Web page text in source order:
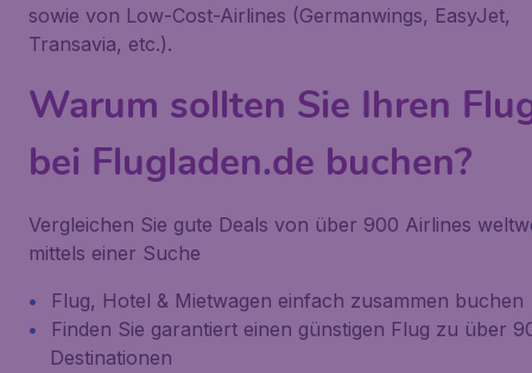
sowie von Low-Cost-Airlines (Germanwings, EasyJet,
Transavia, etc.).
Warum sollten Sie Ihren
bei Flugladen.de buchen?
Vergleichen Sie gute Deals von über 900 Airlines
mittels einer Suche
Flug, Hotel & Mietwagen einfach zusammen buchen
Finden Sie garantiert einen günstigen Flug zu über
Destinationen